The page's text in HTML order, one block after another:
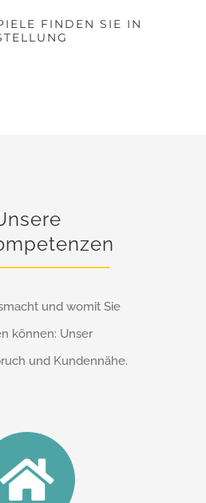
FINDEN SIE IN
und womit Sie
können: Unser
und Kundennähe.